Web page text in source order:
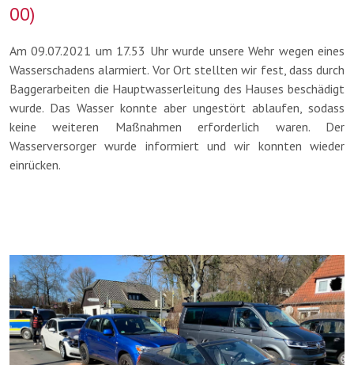
00)
Am 09.07.2021 um 17.53 Uhr wurde unsere Wehr wegen eines
Wasserschadens alarmiert. Vor Ort stellten wir fest, dass durch
Baggerarbeiten die Hauptwasserleitung des Hauses beschädigt
wurde. Das Wasser konnte aber ungestört ablaufen, sodass
keine weiteren Maßnahmen erforderlich waren. Der
Wasserversorger wurde informiert und wir konnten wieder
einrücken.